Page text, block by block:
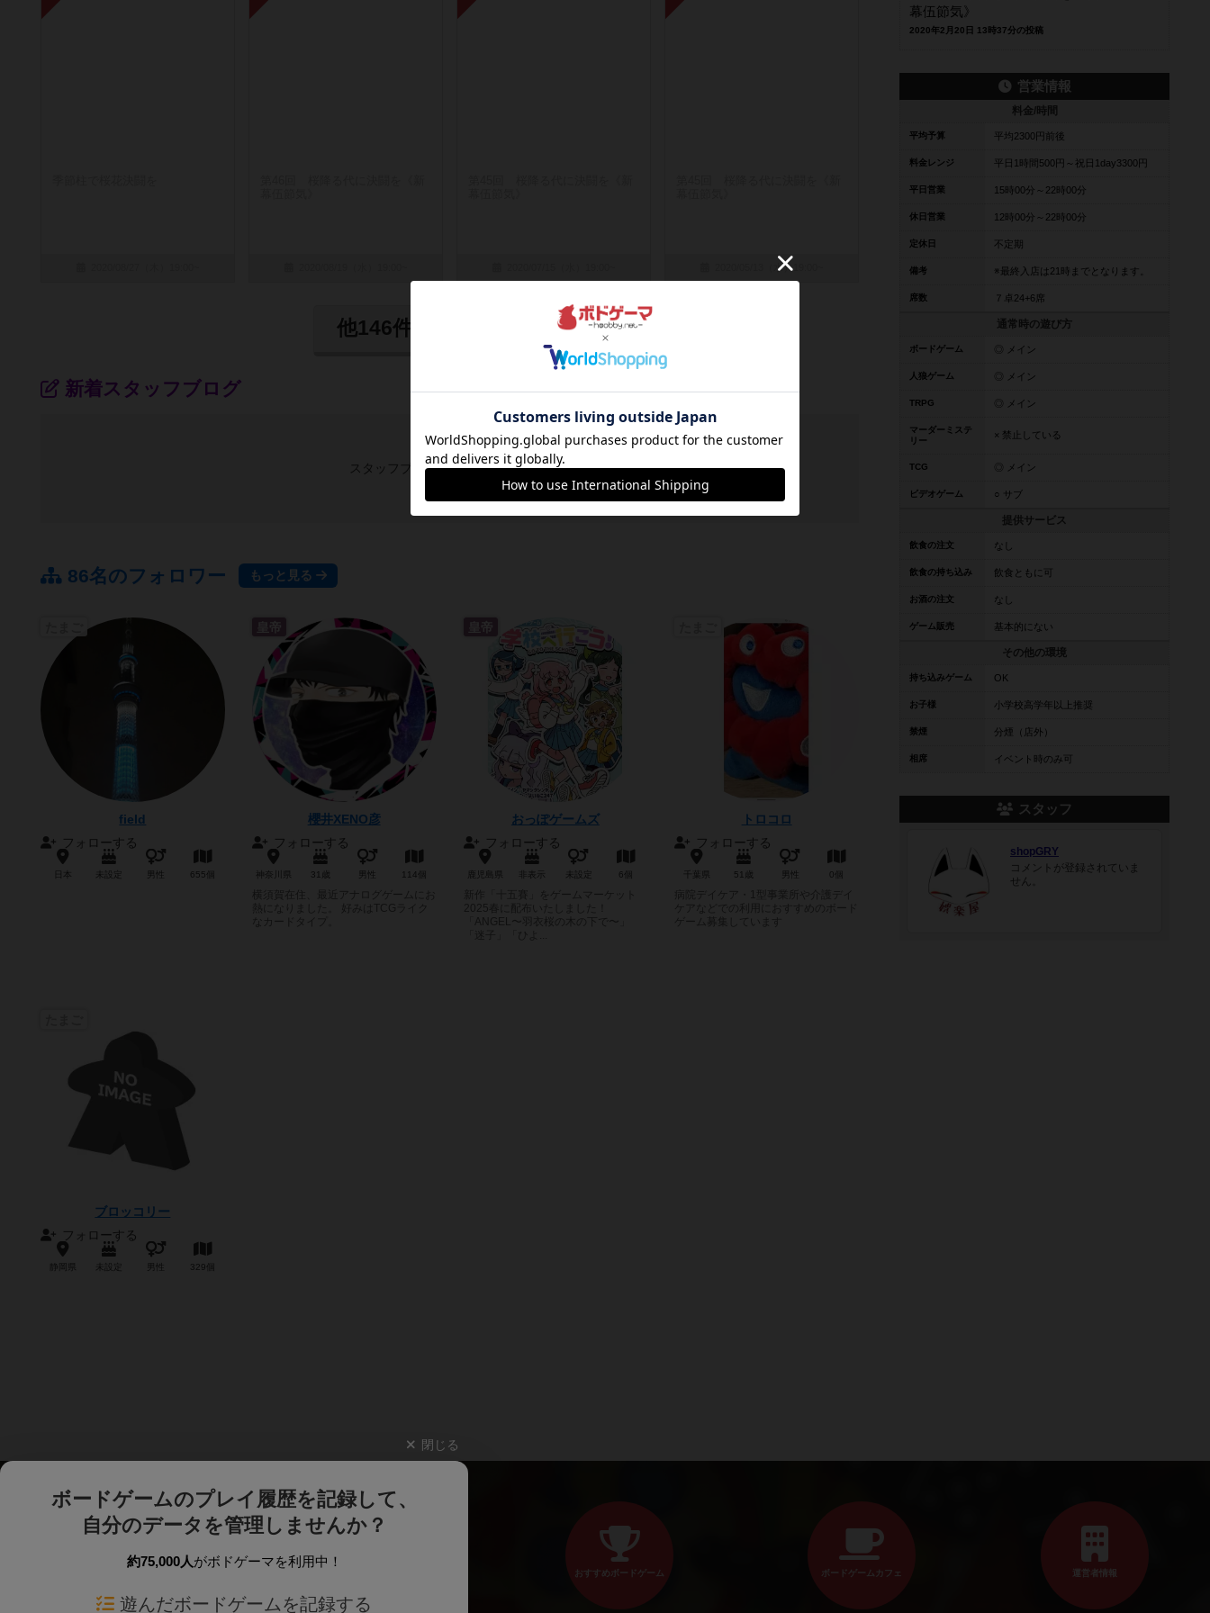
2020/05/13（水）19:00~
他146件の終了イベント
新着スタッフブログ
スタッフブログの投稿はありません
86名のフォロワー もっと見る
field
フォローする
未設定 男性 655個
皇帝
櫻井XENO彦
フォローする
神奈川県 31歳 男性 114個
皇帝
おっぽゲームズ
フォローする
鹿児島県 非表示 未設定 6個
トロコロ
フォローする
51歳 男性 0個
ブロッコリー
フォローする
静岡県 未設定 男性 329個
幕伍節気》
2020年2月20日 13時37分の投稿
営業情報
料金/時間
平均予算 平均2300円前後
料金レンジ 平日1時間500円～祝日1day3300円
平日営業 15時00分～22時00分
休日営業 12時00分～22時00分
定休日 不定期
備考 ※最終入店は21時までとなります。
席数 ７卓24+6席
通常時の遊び方
ボードゲーム ◎ メイン
人狼ゲーム ◎ メイン
TRPG ◎ メイン
マーダーミステ
リー
× 禁止している
TCG ◎ メイン
ビデオゲーム ○ サブ
提供サービス
飲食の注文 なし
飲食の持ち込み 飲食ともに可
お酒の注文 なし
ゲーム販売 基本的にない
その他の環境
持ち込みゲーム OK
お子様 小学校高学年以上推奨
禁煙 分煙（店外）
相席 イベント時のみ可
スタッフ
shopGRY
コメントが登録されていま
せん。
閉じる
ボードゲームのプレイ履歴を記録して、
自分のデータを管理しませんか？
約75,000人がボドゲーマを利用中！
遊んだボードゲームを記録する
おすすめボードゲーム ボードゲームカフェ 運営者情報